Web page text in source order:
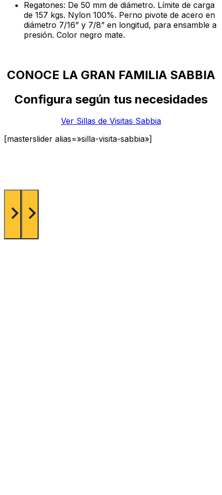
Regatones: De 50 mm de diámetro. Límite de carga
de 157 kgs. Nylon 100%. Perno pivote de acero en
diámetro 7/16” y 7/8” en longitud, para ensamble a
presión. Color negro mate.
CONOCE LA GRAN FAMILIA SABBIA
Configura según tus necesidades
Ver Sillas de Visitas Sabbia
[masterslider alias=»silla-visita-sabbia»]